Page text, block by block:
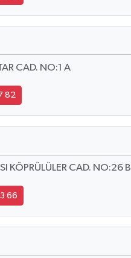
CAD. NO:1 A
82
KÖPRÜLÜLER CAD. NO:26 B
66